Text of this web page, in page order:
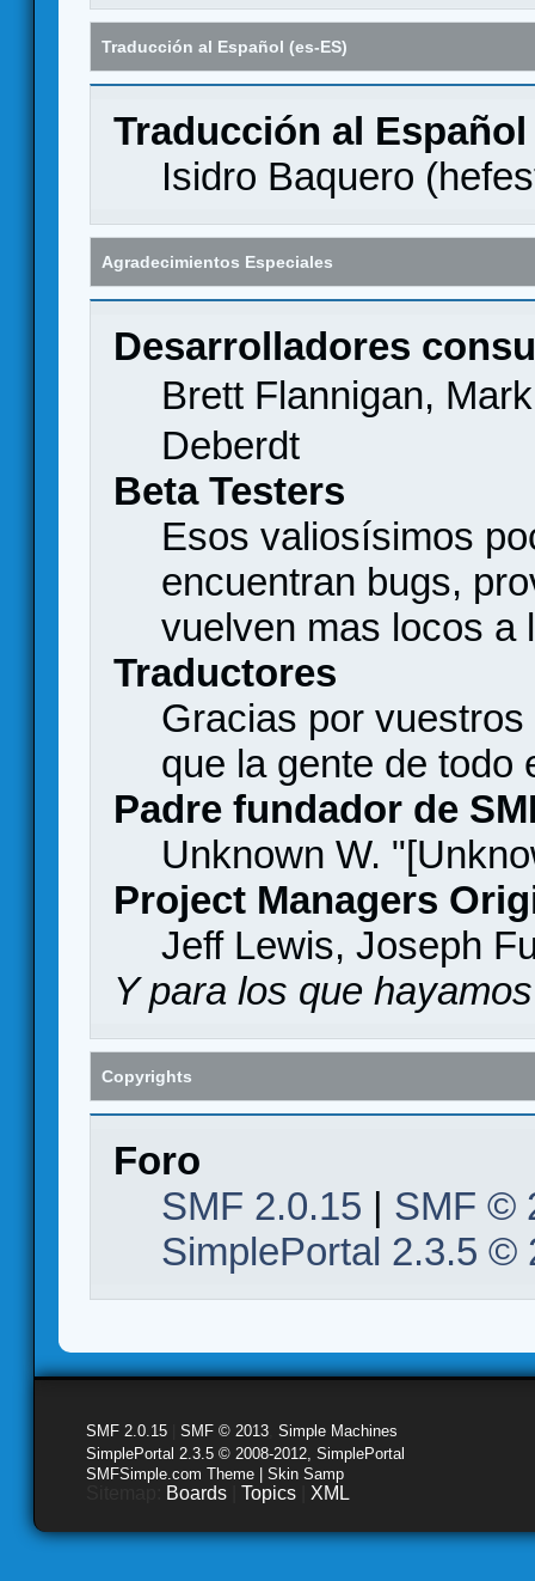
Traducción al Español (es-ES)
Traducción al Español
Isidro Baquero (
Agradecimientos Especiales
Desarrolladores
Brett Flannigan,
Deberdt
Beta Testers
Esos valiosísimos
encuentran bugs,
vuelven mas locos a
Traductores
Gracias por
que la gente de todo
Padre fundador de
Unknown W.
Project Managers
Jeff Lewis, Joseph
Y para los que
Copyrights
Foro
SMF 2.0.15 | SMF ©
SimplePortal 2.3.5 ©
SMF 2.0.15 SMF © 2013 Simple Machines
SimplePortal 2.3.5 © 2008-2012, SimplePortal
SMFSimple.com Theme | Skin Samp
Boards Topics XML